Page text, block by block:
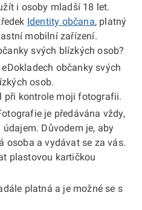
i osoby mladší 18 let.
Identity občana, platný
mobilní zařízení.
svých blízkých osob?
občanky svých
osob.
při kontrole moji fotografii.
je předávána vždy,
Důvodem je, aby
osoba a vydávat se za vás.
plastovou kartičkou
platná a je možné se s